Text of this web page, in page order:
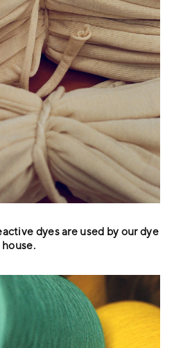
dyes are used by our dye
house.